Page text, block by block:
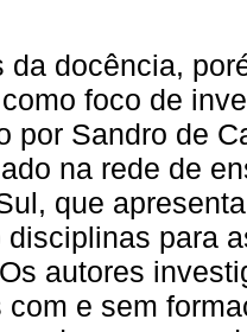
da docência,
foco de
por Sandro de
na rede de
que
disciplinas para
autores
com e sem